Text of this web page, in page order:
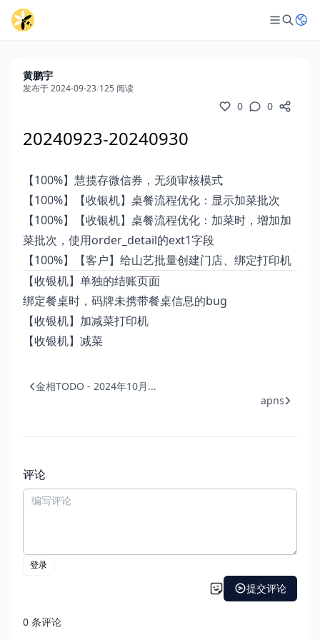
黄鹏宇
发布于 2024-09-23/125 阅读
0 0
20240923-20240930
【100%】慧揽存微信券，无须审核模式
【100%】【收银机】桌餐流程优化：显示加菜批次
【100%】【收银机】桌餐流程优化：加菜时，增加加
菜批次，使用order_detail的ext1字段
【100%】【客户】给山艺批量创建门店、绑定打印机
【收银机】单独的结账页面
绑定餐桌时，码牌未携带餐桌信息的bug
【收银机】加减菜打印机
【收银机】减菜
金相TODO - 2024年10月...
apns
评论